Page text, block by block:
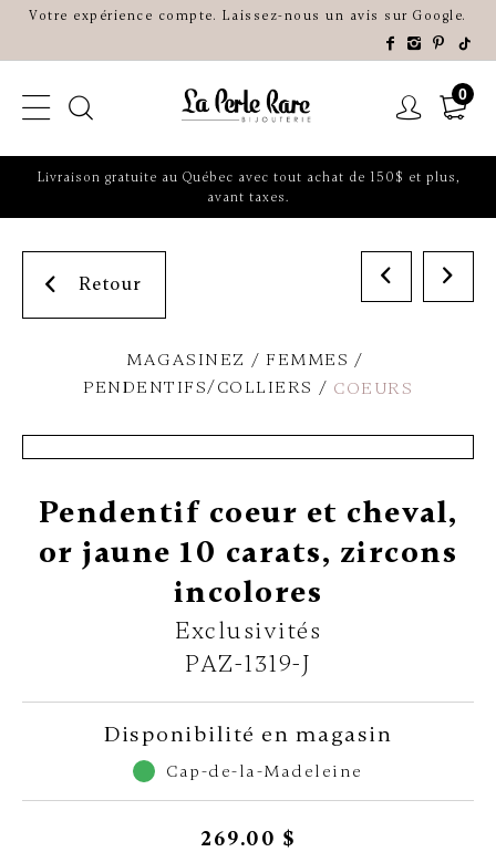
Votre expérience compte. Laissez-nous un avis sur Google.
0
Livraison gratuite au Québec avec tout achat de 150$ et plus,
avant taxes.
Retour
MAGASINEZ
FEMMES
PENDENTIFS/COLLIERS
COEURS
Pendentif coeur et cheval,
or jaune 10 carats, zircons
incolores
Exclusivités
PAZ-1319-J
Disponibilité en magasin
Cap-de-la-Madeleine
269.00 $